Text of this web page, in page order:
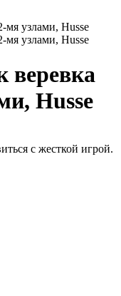
веревка
Husse
с жесткой игрой.